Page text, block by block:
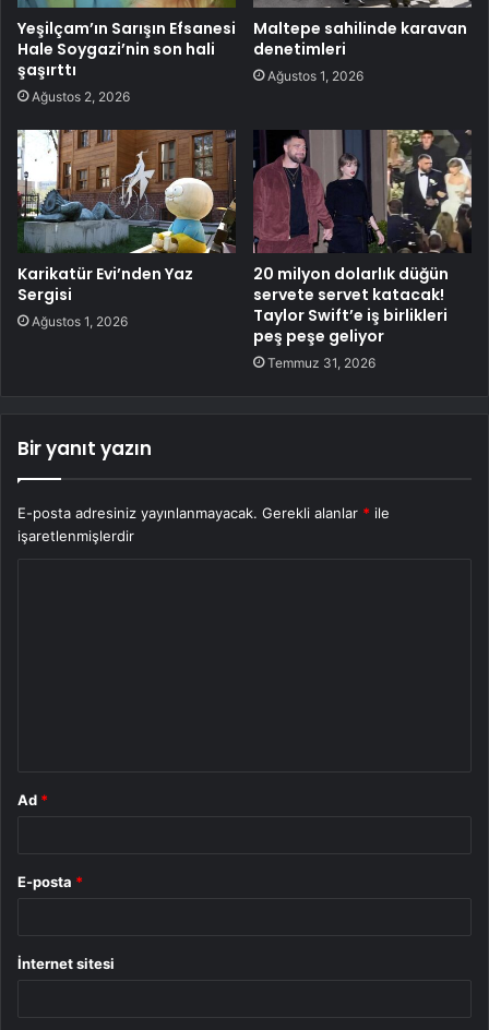
Yeşilçam’ın Sarışın Efsanesi
Hale Soygazi’nin son hali
şaşırttı
Ağustos 2, 2026
Maltepe sahilinde karavan
denetimleri
Ağustos 1, 2026
Karikatür Evi’nden Yaz
Sergisi
Ağustos 1, 2026
20 milyon dolarlık düğün
servete servet katacak!
Taylor Swift’e iş birlikleri
peş peşe geliyor
Temmuz 31, 2026
Bir yanıt yazın
E-posta adresiniz yayınlanmayacak. Gerekli alanlar * ile
işaretlenmişlerdir
Ad *
E-posta *
İnternet sitesi